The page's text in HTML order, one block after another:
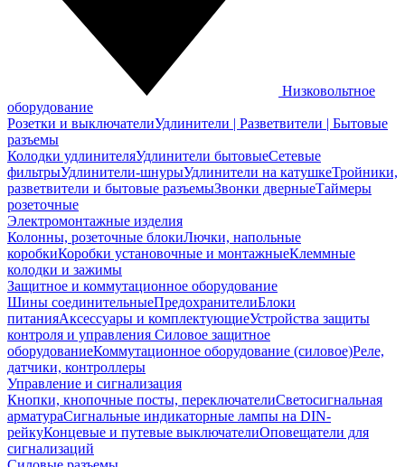
Низковольтное
оборудование
Розетки и выключателиУдлинители | Разветвители | Бытовые
разъемы
Колодки удлинителяУдлинители бытовыеСетевые
фильтрыУдлинители-шнурыУдлинители на катушкеТройники,
разветвители и бытовые разъемыЗвонки дверныеТаймеры
розеточные
Электромонтажные изделия
Колонны, розеточные блокиЛючки, напольные
коробкиКоробки установочные и монтажныеКлеммные
колодки и зажимы
Защитное и коммутационное оборудование
Шины соединительныеПредохранителиБлоки
питанияАксессуары и комплектующиеУстройства защиты
контроля и управления Силовое защитное
оборудованиеКоммутационное оборудование (силовое)Реле,
датчики, контроллеры
Управление и сигнализация
Кнопки, кнопочные посты, переключателиСветосигнальная
арматураСигнальные индикаторные лампы на DIN-
рейкуКонцевые и путевые выключателиОповещатели для
сигнализаций